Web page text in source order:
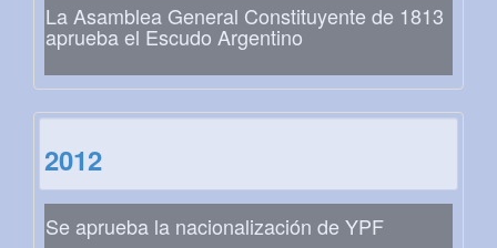
La Asamblea General Constituyente de 1813
aprueba el Escudo Argentino
2012
Se aprueba la nacionalización de YPF